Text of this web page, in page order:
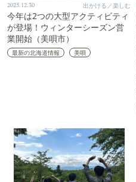
2025.12.30 出かける／楽しむ
今年は2つの大型アクティビティ
が登場！ウィンターシーズン営
業開始（美唄市）
最新の北海道情報 美唄